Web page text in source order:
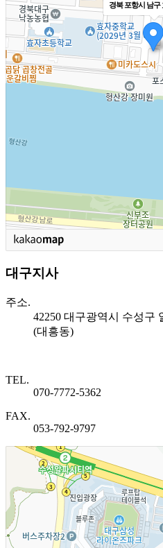
경북 포항시 남구
대구지사
주소.
42250 대구광역시 수성구
(대흥동)
TEL.
070-7772-5362
FAX.
053-792-9797